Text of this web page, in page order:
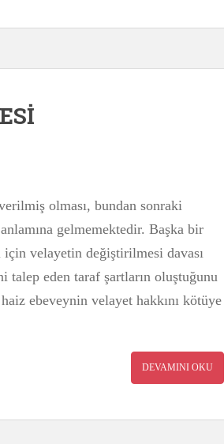
olması, bundan sonraki
gelmemektedir. Başka bir
velayetin değiştirilmesi davası
talep eden taraf şartların oluştuğunu
ebeveynin velayet hakkını kötüye
DEVAMINI OKU